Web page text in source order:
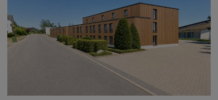
Congresshotel Wart um 35 Doppel- und 21
Einzelzimmer und errichtet ein neues
Bildungszentrum. Mit der für Mai 2027 geplanten
Fertigstellung soll das Hotel über insgesamt 176